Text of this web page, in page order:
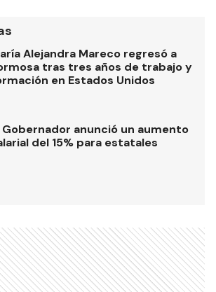
Alejandra Mareco regresó a
tras tres años de trabajo y
en Estados Unidos
Gobernador anunció un aumento
del 15% para estatales